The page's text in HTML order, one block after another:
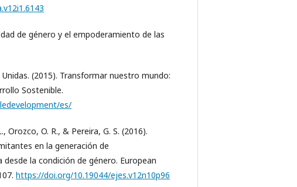
de género y el empoderamiento de las
(2015). Transformar nuestro mundo:
Sostenible.
es/
Orozco, O. R., & Pereira, G. S. (2016).
en la generación de
la condición de género. European
https://doi.org/10.19044/ejes.v12n10p96